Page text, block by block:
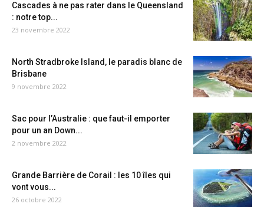
Cascades à ne pas rater dans le Queensland
: notre top...
23 novembre 2022
North Stradbroke Island, le paradis blanc de
Brisbane
9 novembre 2022
Sac pour l’Australie : que faut-il emporter
pour un an Down...
2 novembre 2022
Grande Barrière de Corail : les 10 îles qui
vont vous...
26 octobre 2022